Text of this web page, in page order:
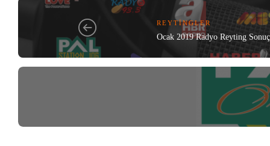
REYTINGLER
Ocak 2019 Radyo Reyting